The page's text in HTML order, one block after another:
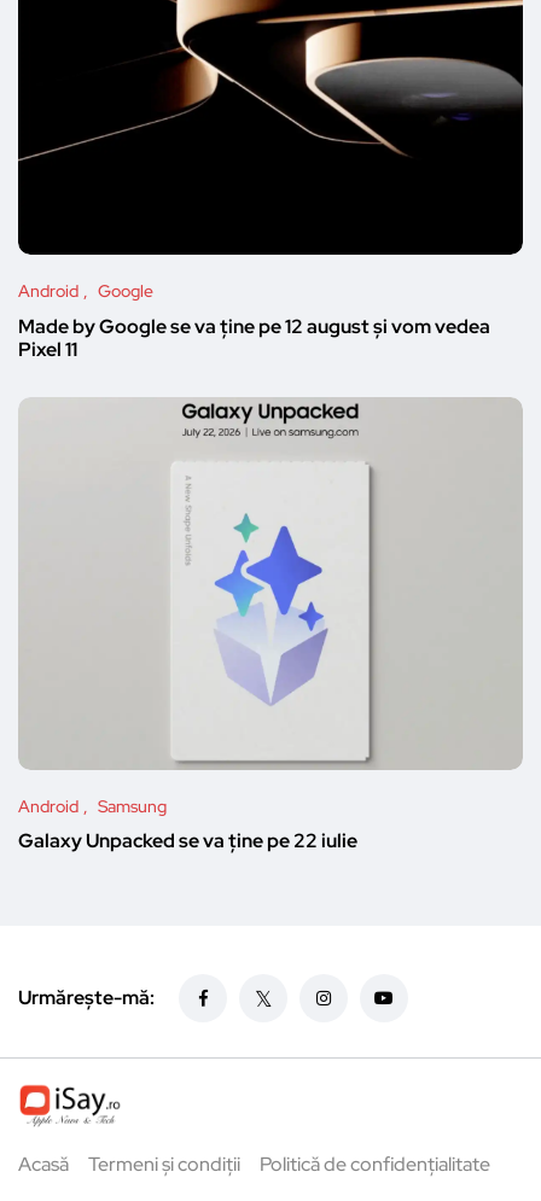
Android Google
Made by Google se va ține pe 12 august și vom vedea
Pixel 11
Android Samsung
Galaxy Unpacked se va ține pe 22 iulie
Urmărește-mă:
Acasă Termeni și condiții
Politică de confidențialitate